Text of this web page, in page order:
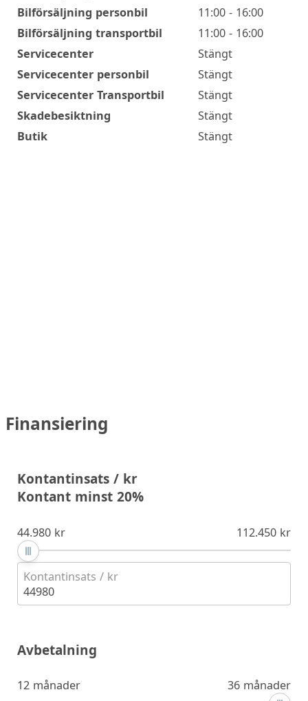
Bilförsäljning personbil
11:00 - 16:00
Bilförsäljning transportbil
11:00 - 16:00
Servicecenter
Stängt
Servicecenter personbil
Stängt
Servicecenter Transportbil
Stängt
Skadebesiktning
Stängt
Butik
Stängt
Finansiering
Kontantinsats / kr
Kontant minst 20%
44.980 kr 112.450 kr
Kontantinsats / kr
44980
Avbetalning
12 månader 36 månader